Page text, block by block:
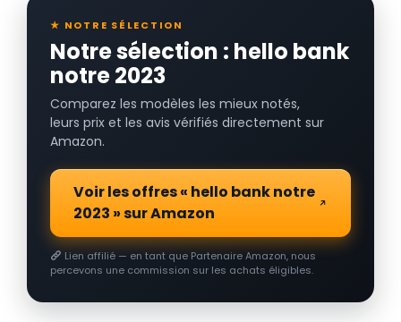
★ NOTRE SÉLECTION
Notre sélection : hello bank
notre 2023
Comparez les modèles les mieux notés,
leurs prix et les avis vérifiés directement sur
Amazon.
Voir les offres « hello bank notre
2023 » sur Amazon
Lien affilié — en tant que Partenaire Amazon, nous
percevons une commission sur les achats éligibles.